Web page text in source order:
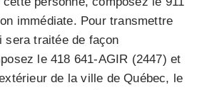
immédiate. Pour transmettre
sera traitée de façon
le 418 641-AGIR (2447) et
de la ville de Québec, le